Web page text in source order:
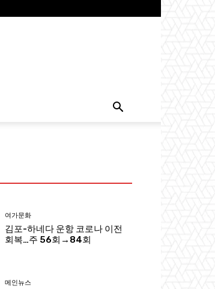
여가문화
김포-하네다 운항 코로나 이전
회복…주 56회→84회
메인뉴스